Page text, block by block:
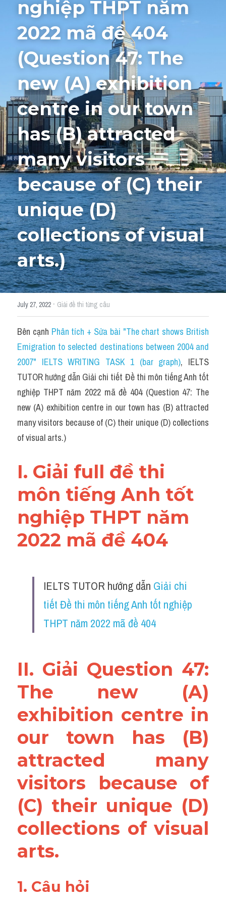
Giải đề thi từng câu
Lời khuyên
Giải đề thi
Academic words
Phrase
Phrasal Verb
Idioms đồng nghĩa
Idioms trái nghĩa
Antonym
Idiom
Grammar
Collocation
Word form
Phân biệt từ
Speaking
Writing
Reading
Vocabulary
HỌC THỬ
nghiệp THPT năm
2022 mã đề 404
(Question 47: The
new (A) exhibition
centre in our town
has (B) attracted
many visitors
because of (C) their
unique (D)
collections of visual
arts.)
July 27, 2022 · Giải đề thi từng câu
Bên cạnh Phân tích + Sửa bài "The chart shows British
Emigration to selected destinations between 2004 and
2007" IELTS WRITING TASK 1 (bar graph), IELTS
TUTOR hướng dẫn Giải chi tiết Đề thi môn tiếng Anh tốt
nghiệp THPT năm 2022 mã đề 404 (Question 47: The
new (A) exhibition centre in our town has (B) attracted
many visitors because of (C) their unique (D) collections
of visual arts.)
I. Giải full đề thi
môn tiếng Anh tốt
nghiệp THPT năm
2022 mã đề 404
IELTS TUTOR hướng dẫn Giải chi
tiết Đề thi môn tiếng Anh tốt nghiệp
THPT năm 2022 mã đề 404
II. Giải Question 47:
The new (A)
exhibition centre in
our town has (B)
attracted many
visitors because of
(C) their unique (D)
collections of visual
arts.
1. Câu hỏi